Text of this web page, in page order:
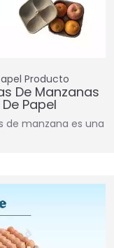
Producto
De Manzanas
Papel
de manzana es una